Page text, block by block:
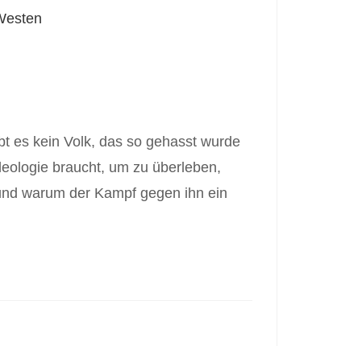
es kein Volk, das so gehasst wurde
braucht, um zu überleben,
warum der Kampf gegen ihn ein